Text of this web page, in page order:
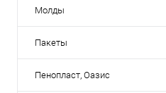
Молды
Пакеты
Пенопласт, Оазис